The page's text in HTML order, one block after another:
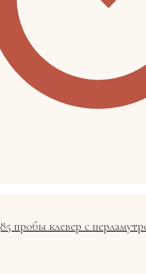
пробы клевер с